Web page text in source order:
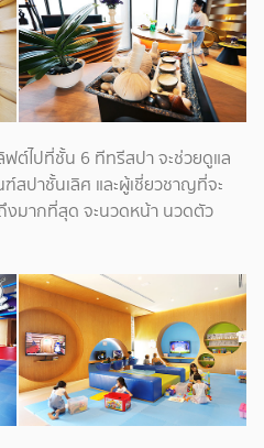
ต์ไปที่ชั้น 6 ทีทรีสปา จะช่วยดูแล
ปาชั้นเลิศ และผู้เชี่ยวชาญที่จะ
งมากที่สุด จะนวดหน้า นวดตัว